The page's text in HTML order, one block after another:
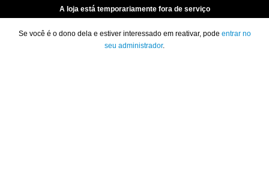
A loja está temporariamente fora de serviço
Se você é o dono dela e estiver interessado em reativar, pode entrar no
seu administrador.